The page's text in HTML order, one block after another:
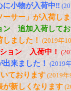
に小物が入荷中‼
ーサー」が入荷し
ン 追加入荷して
ました！ (2019年
ョン 入荷中！
来ました！ (2019
ております(2019
新しくなります